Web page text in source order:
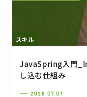
スキル
JavaSpring入門
し込む仕組み
2026.07.07